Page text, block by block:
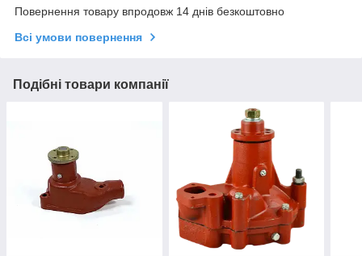
Повернення товару впродовж 14 днів безкоштовно
Всі умови повернення
Подібні товари компанії